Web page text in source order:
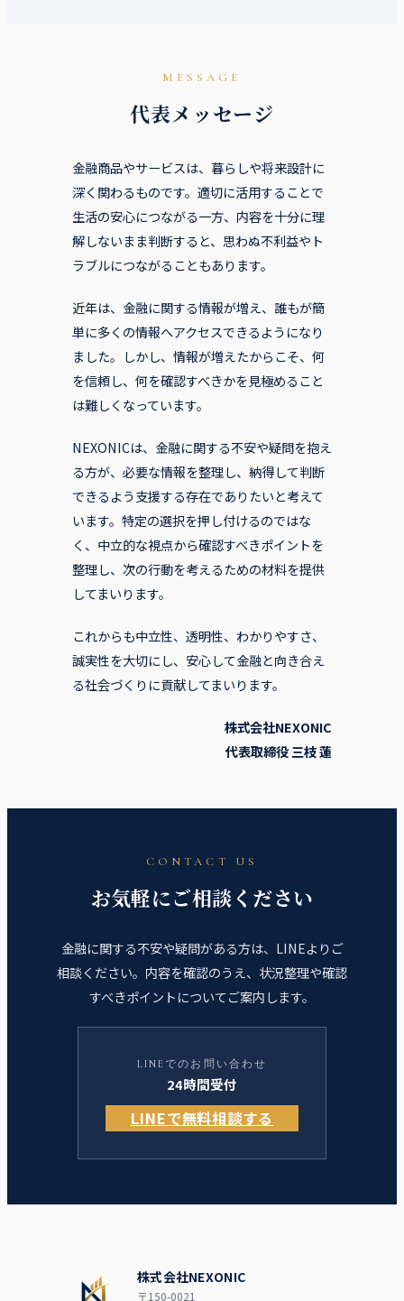
MESSAGE
代表メッセージ
金融商品やサービスは、暮らしや将来設計に
深く関わるものです。適切に活用することで
生活の安心につながる一方、内容を十分に理
解しないまま判断すると、思わぬ不利益やト
ラブルにつながることもあります。
近年は、金融に関する情報が増え、誰もが簡
単に多くの情報へアクセスできるようになり
ました。しかし、情報が増えたからこそ、何
を信頼し、何を確認すべきかを見極めること
は難しくなっています。
NEXONICは、金融に関する不安や疑問を抱え
る方が、必要な情報を整理し、納得して判断
できるよう支援する存在でありたいと考えて
います。特定の選択を押し付けるのではな
く、中立的な視点から確認すべきポイントを
整理し、次の行動を考えるための材料を提供
してまいります。
これからも中立性、透明性、わかりやすさ、
誠実性を大切にし、安心して金融と向き合え
る社会づくりに貢献してまいります。
株式会社NEXONIC
代表取締役 三枝 蓮
CONTACT US
お気軽にご相談ください
金融に関する不安や疑問がある方は、LINEよりご
相談ください。 内容を確認のうえ、状況整理や確認
すべきポイントについてご案内します。
LINEでのお問い合わせ
24時間受付
LINEで無料相談する
株式会社NEXONIC
〒150-0021